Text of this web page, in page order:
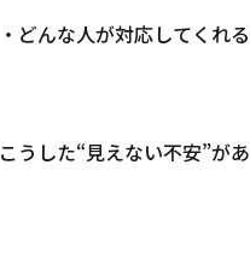
・どんな人が対応してくれ
こうした“見えない不安”が